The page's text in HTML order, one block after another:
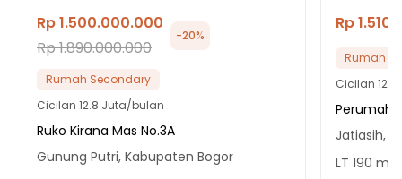
Rp 1.500.000.000
Rp 1.890.000.000
-20%
Rumah Secondary
Cicilan 12.8 Juta/bulan
Ruko Kirana Mas No.3A
Gunung Putri, Kabupaten Bogor
Rp
Rumah
Cicilan
Jatiasih,
LT 190 m²